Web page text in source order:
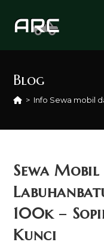
Blog
> Info Sewa mobil
Sewa
100k –
Kunci